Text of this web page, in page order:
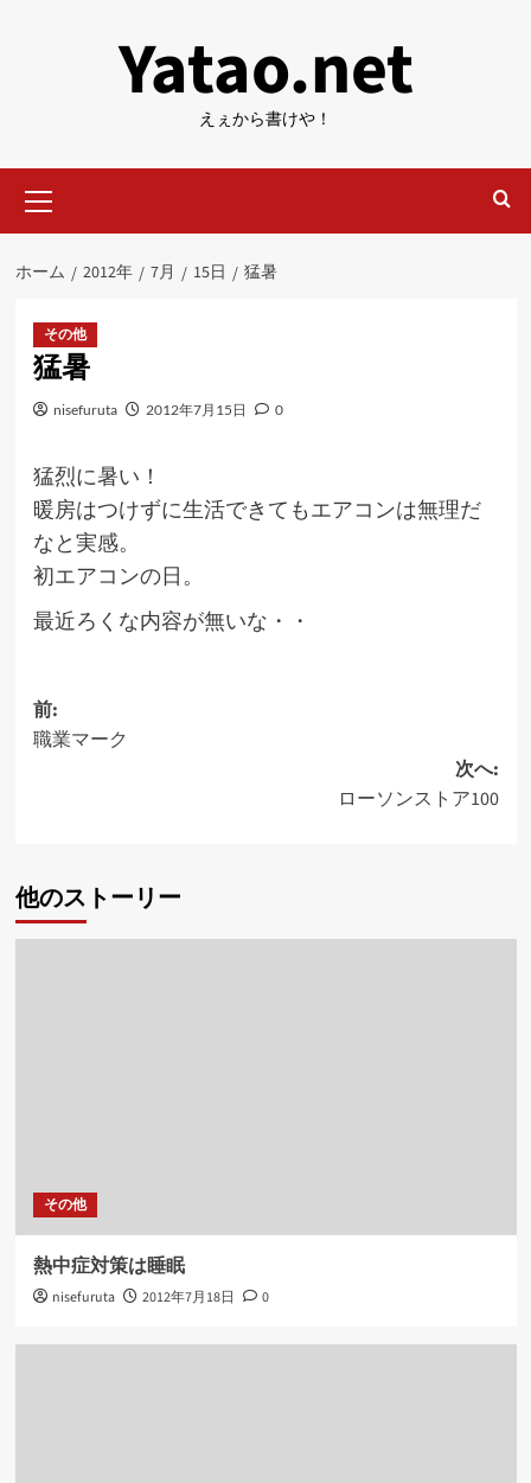
Yatao.net
えぇから書けや！
イ
ン
ニ
ー
ホーム 2012年 7月 15日 猛暑
その他
猛暑
nisefuruta 2012年7月15日 0
猛烈に暑い！
暖房はつけずに生活できてもエアコンは無理だ
なと実感。
初エアコンの日。
最近ろくな内容が無いな・・
投
稿
ー
シ
前:
職業マーク
次へ:
ローソンストア100
他のストーリー
その他
熱中症対策は睡眠
nisefuruta 2012年7月18日 0